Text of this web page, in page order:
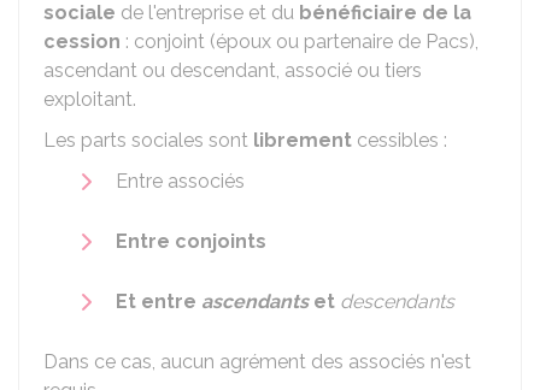
sociale de l'entreprise et du bénéficiaire de la
cession : conjoint (époux ou partenaire de Pacs),
ascendant ou descendant, associé ou tiers
exploitant.
Les parts sociales sont librement cessibles :
Entre associés
Entre conjoints
Et entre ascendantset descendants
Dans ce cas, aucun agrément des associés n'est